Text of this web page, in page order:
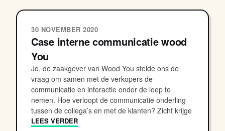
30 NOVEMBER 2020
Case interne communicatie wood
You
Jo, de zaakgever van Wood You stelde ons de
vraag om samen met de verkopers de
communicatie en interactie onder de loep te
nemen. Hoe verloopt de communicatie onderling
tussen de collega’s en met de klanten? Zicht krijge
LEES VERDER